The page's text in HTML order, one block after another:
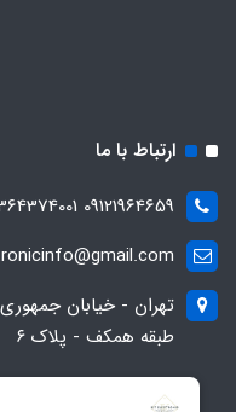
ارتباط با ما
09121964659 09364374001 ۰۲۱۶۶۷۶۵۰۸۳
تهران - خیابان
طبقه همکف - پلاک ۶